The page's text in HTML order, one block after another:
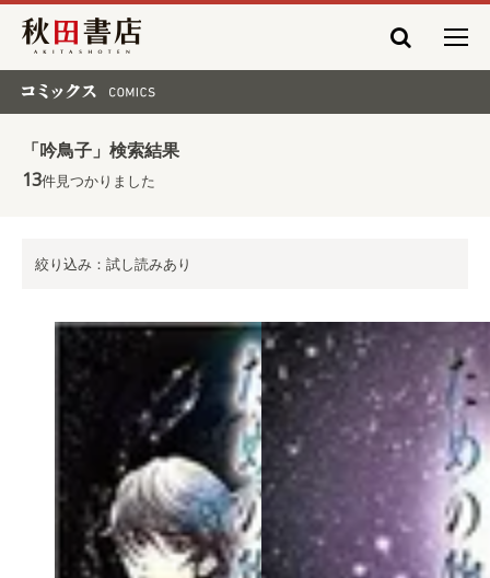
秋田書店
「吟鳥子」検索結果
13件見つかりました
絞り込み：試し読みあり